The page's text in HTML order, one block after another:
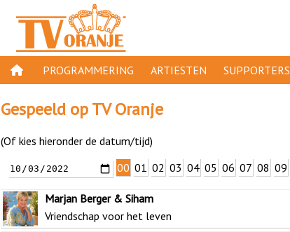
PROGRAMMERING
11 VAN ORANJE
ARTIESTEN SUPPORTERS
Gespeeld op TV Oranje
(Of kies hieronder de datum/tijd)
00 01 02 03 04 05 06 07 08 09
Marjan Berger & Siham
Vriendschap voor het leven